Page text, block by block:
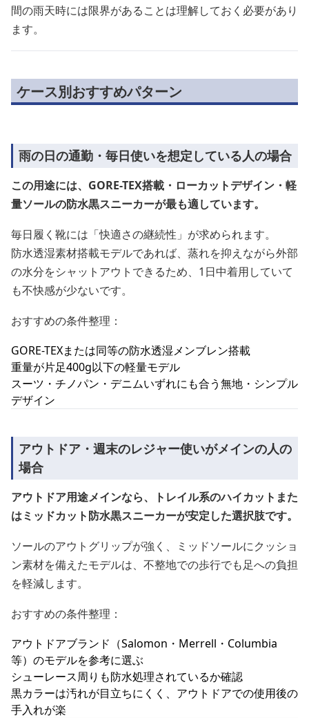
間の雨天時には限界があることは理解しておく必要があり
ます。
ケース別おすすめパターン
雨の日の通勤・毎日使いを想定している人の場合
この用途には、GORE-TEX搭載・ローカットデザイン・軽
量ソールの防水黒スニーカーが最も適しています。
毎日履く靴には「快適さの継続性」が求められます。
防水透湿素材搭載モデルであれば、蒸れを抑えながら外部
の水分をシャットアウトできるため、1日中着用していて
も不快感が少ないです。
おすすめの条件整理：
GORE-TEXまたは同等の防水透湿メンブレン搭載
重量が片足400g以下の軽量モデル
スーツ・チノパン・デニムいずれにも合う無地・シンプル
デザイン
アウトドア・週末のレジャー使いがメインの人の
場合
アウトドア用途メインなら、トレイル系のハイカットまた
はミッドカット防水黒スニーカーが安定した選択肢です。
ソールのアウトグリップが強く、ミッドソールにクッショ
ン素材を備えたモデルは、不整地での歩行でも足への負担
を軽減します。
おすすめの条件整理：
アウトドアブランド（Salomon・Merrell・Columbia
等）のモデルを参考に選ぶ
シューレース周りも防水処理されているか確認
黒カラーは汚れが目立ちにくく、アウトドアでの使用後の
手入れが楽